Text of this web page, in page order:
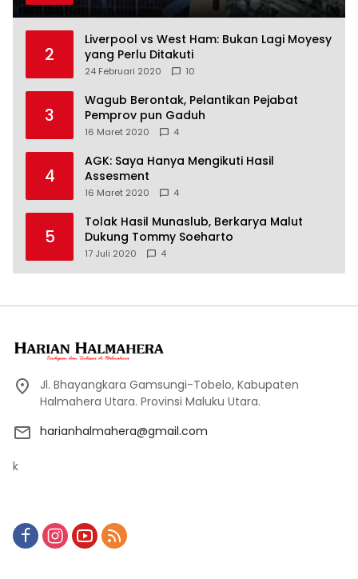
2
Liverpool vs West Ham: Bukan Lagi Moyesy
yang Perlu Ditakuti
24 Februari 2020 10
3
Wagub Berontak, Pelantikan Pejabat
Pemprov pun Gaduh
16 Maret 2020 4
4
AGK: Saya Hanya Mengikuti Hasil
Assesment
16 Maret 2020 4
5
Tolak Hasil Munaslub, Berkarya Malut
Dukung Tommy Soeharto
17 Juli 2020 4
Jl. Bhayangkara Gamsungi-Tobelo, Kabupaten
Halmahera Utara. Provinsi Maluku Utara.
harianhalmahera@gmail.com
k